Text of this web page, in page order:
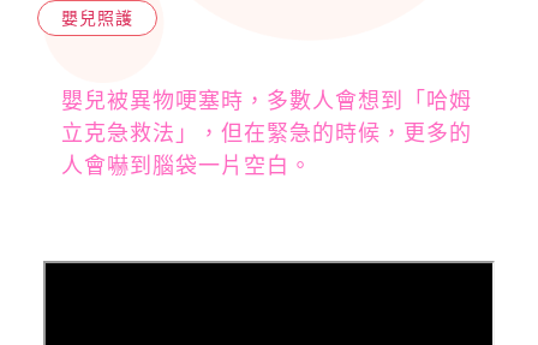
嬰兒照護
嬰兒被異物哽塞時，多數人會想到「哈姆
立克急救法」，但在緊急的時候，更多的
人會嚇到腦袋一片空白。